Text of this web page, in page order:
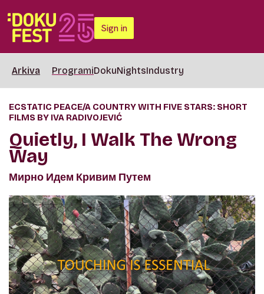
Sign in
Arkiva ProgramiDokuNightsIndustry
ECSTATIC PEACE/A COUNTRY WITH FIVE STARS: SHORT
FILMS BY IVA RADIVOJEVIĆ
Quietly, I Walk The Wrong
Way
Мирно Идем Кривим Путем